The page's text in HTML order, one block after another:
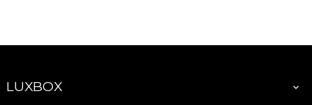
LUXBOX 